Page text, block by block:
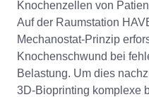
Knochenzellen von
Auf der Raumstation
Mechanostat-Prinzip
Knochenschwund bei
Belastung. Um dies
3D-Bioprinting komplexe